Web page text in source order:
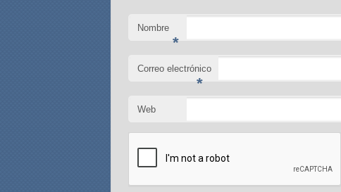
Nombre
*
Correo electrónico
*
Web